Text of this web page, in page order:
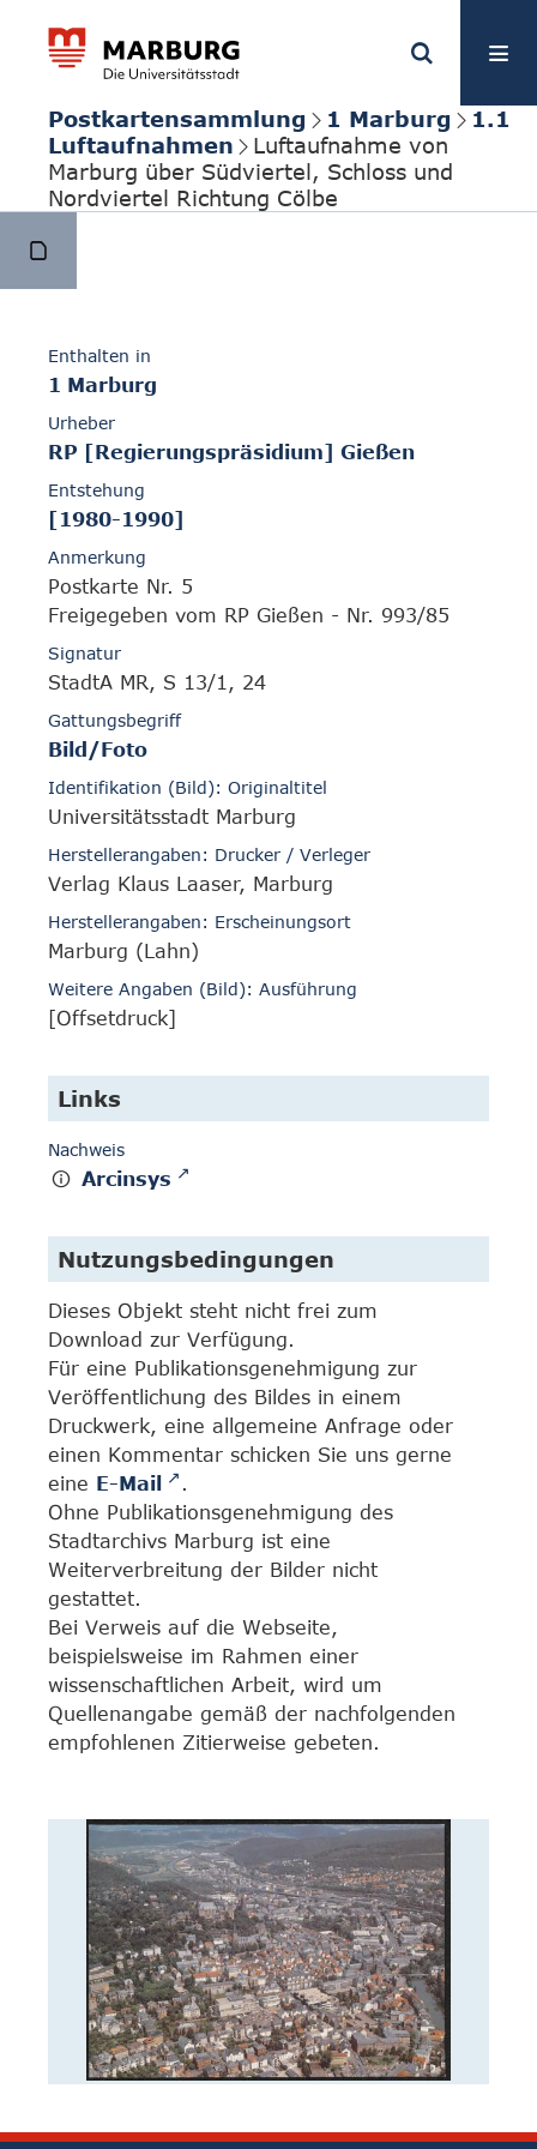
Postkartensammlung 1 Marburg
1.1
Luftaufnahmen
Luftaufnahme von
Marburg über Südviertel, Schloss und
Nordviertel Richtung Cölbe
Enthalten in
1 Marburg
Urheber
RP [Regierungspräsidium] Gießen
Entstehung
[1980-1990]
Anmerkung
Postkarte Nr. 5
Freigegeben vom RP Gießen - Nr. 993/85
Signatur
StadtA MR, S 13/1, 24
Gattungsbegriff
Bild/Foto
Identifikation (Bild): Originaltitel
Universitätsstadt Marburg
Herstellerangaben: Drucker / Verleger
Verlag Klaus Laaser, Marburg
Herstellerangaben: Erscheinungsort
Marburg (Lahn)
Weitere Angaben (Bild): Ausführung
[Offsetdruck]
Links
Nachweis
Arcinsys
Nutzungsbedingungen
Dieses Objekt steht nicht frei zum
Download zur Verfügung.
Für eine Publikationsgenehmigung zur
Veröffentlichung des Bildes in einem
Druckwerk, eine allgemeine Anfrage oder
einen Kommentar schicken Sie uns gerne
eine E-Mail
.
Ohne Publikationsgenehmigung des
Stadtarchivs Marburg ist eine
Weiterverbreitung der Bilder nicht
gestattet.
Bei Verweis auf die Webseite,
beispielsweise im Rahmen einer
wissenschaftlichen Arbeit, wird um
Quellenangabe gemäß der nachfolgenden
empfohlenen Zitierweise gebeten.